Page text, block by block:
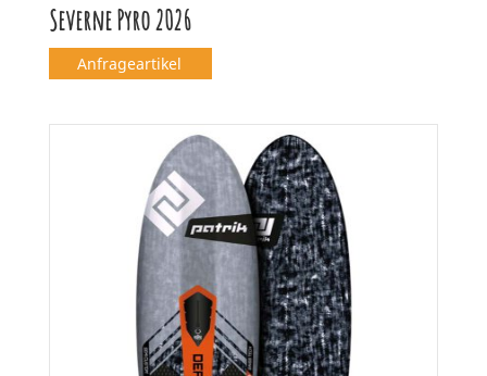
Severne Pyro 2026
Anfrageartikel